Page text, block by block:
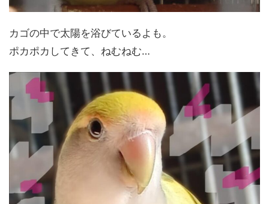
カゴの中で太陽を浴びているよも。
ポカポカしてきて、ねむねむ…